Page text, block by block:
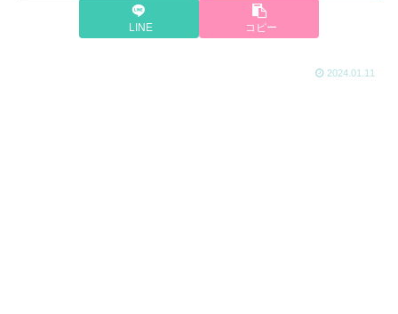
LINE コピー
2024.01.11